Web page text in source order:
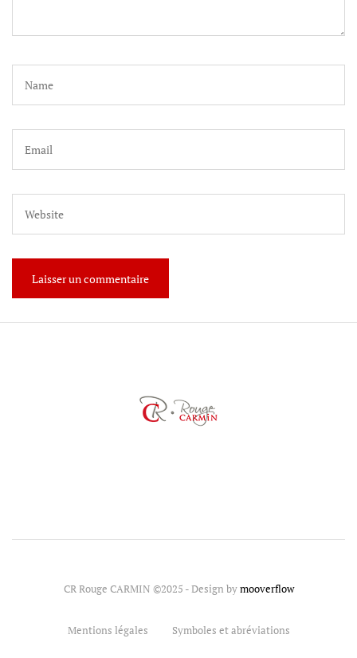
CR Rouge CARMIN ©2025 - Design bymooverflow
Mentions légales Symboles et abréviations